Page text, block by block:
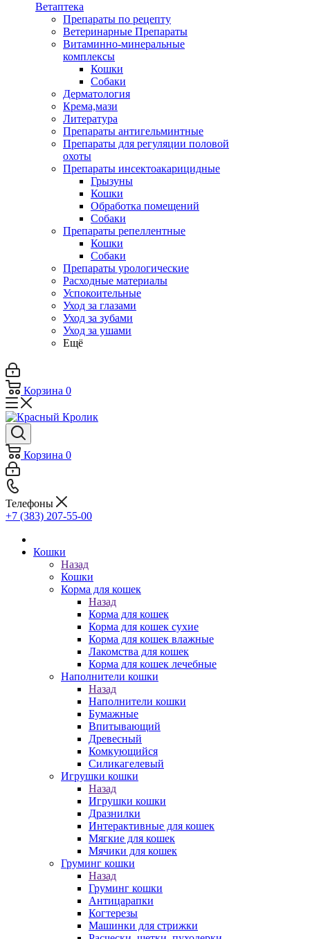
Ветаптека
Препараты по рецепту
Ветеринарные Препараты
Витаминно-минеральные
комплексы
Кошки
Собаки
Дерматология
Крема,мази
Литература
Препараты антигельминтные
Препараты для регуляции половой
охоты
Препараты инсектоакарицидные
Грызуны
Кошки
Обработка помещений
Собаки
Препараты репеллентные
Кошки
Собаки
Препараты урологические
Расходные материалы
Успокоительные
Уход за глазами
Уход за зубами
Уход за ушами
Ещё
Корзина 0
Корзина 0
Телефоны
+7 (383) 207-55-00
Кошки
Назад
Кошки
Корма для кошек
Назад
Корма для кошек
Корма для кошек сухие
Корма для кошек влажные
Лакомства для кошек
Корма для кошек лечебные
Наполнители кошки
Назад
Наполнители кошки
Бумажные
Впитывающий
Древесный
Комкующийся
Силикагелевый
Игрушки кошки
Назад
Игрушки кошки
Дразнилки
Интерактивные для кошек
Мягкие для кошек
Мячики для кошек
Груминг кошки
Назад
Груминг кошки
Антицарапки
Когтерезы
Машинки для стрижки